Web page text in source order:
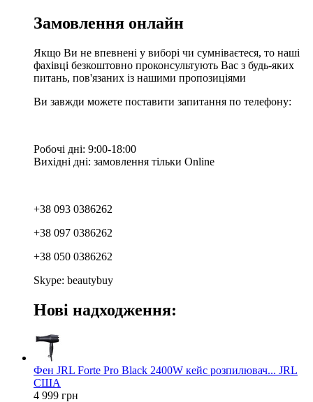
Замовлення онлайн
Якщо Ви не впевнені у виборі чи сумніваєтеся, то наші
фахівці безкоштовно проконсультують Вас з будь-яких
питань, пов'язаних із нашими пропозиціями
Ви завжди можете поставити запитання по телефону:
Робочі дні: 9:00-18:00
Вихідні дні: замовлення тільки Online
+38 093 0386262
+38 097 0386262
+38 050 0386262
Skype: beautybuy
Нові надходження:
Фен JRL Forte Pro Black 2400W кейс розпилювач... JRL
США
4 999 грн